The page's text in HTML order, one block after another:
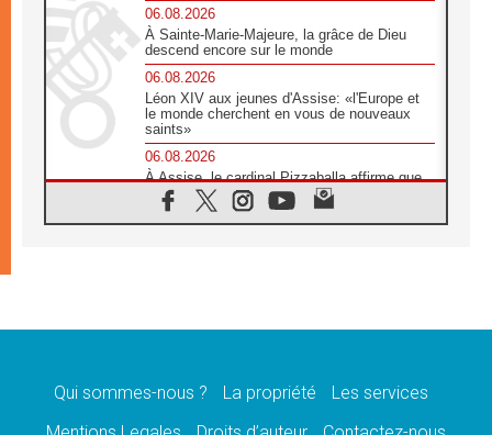
06.08.2026
À Sainte-Marie-Majeure, la grâce de Dieu
descend encore sur le monde
06.08.2026
Léon XIV aux jeunes d'Assise: «l'Europe et
le monde cherchent en vous de nouveaux
saints»
06.08.2026
À Assise, le cardinal Pizzaballa affirme que
«les chrétiens veulent la paix»
06.08.2026
message de paix et de dignité humaine»
Qui sommes-nous ? La propriété
Les services